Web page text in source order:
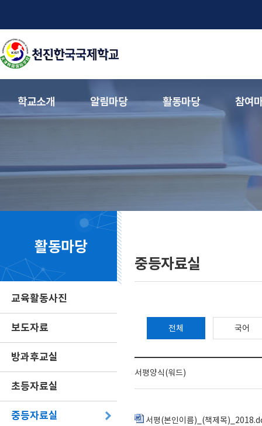
학교소개 알림마당 활동마당 참여
활동마당
교육활동사진
보도자료
방과후교실
초등자료실
중등자료실
중등자료실
전체 국어
서평양식(워드)
서평(본인이름)_(책제목